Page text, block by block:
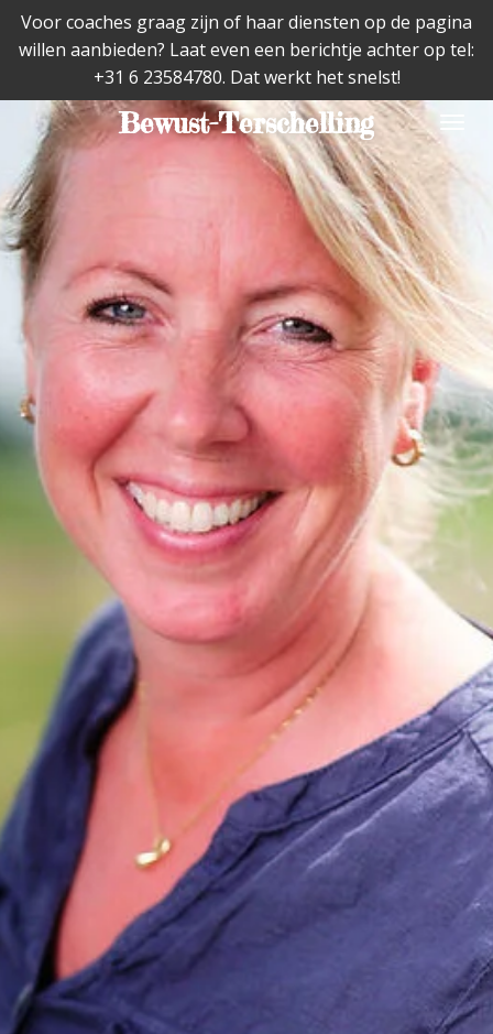
Ga
direct
de
hoofdinhoudBewust-Terschelling
Voor coaches graag zijn of haar diensten op de pagina
willen aanbieden? Laat even een berichtje achter op tel:
+31 6 23584780. Dat werkt het snelst!